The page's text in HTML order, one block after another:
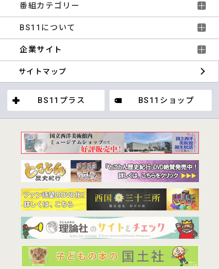
番組カテゴリー
BS11について
企業サイト
サイトマップ
BS11プラス BS11ショップ